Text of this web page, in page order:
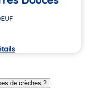
de crèches ?